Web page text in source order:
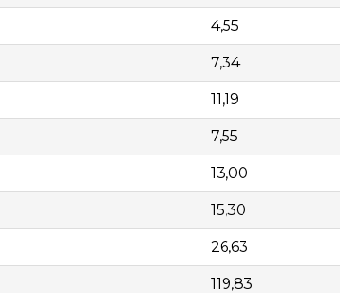
4,55
7,34
11,19
7,55
13,00
15,30
26,63
119,83